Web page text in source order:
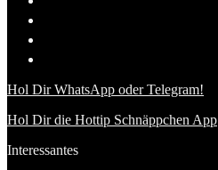
Hol Dir WhatsApp oder Telegram!
Hol Dir die Hottip Schnäppchen App
Interessantes